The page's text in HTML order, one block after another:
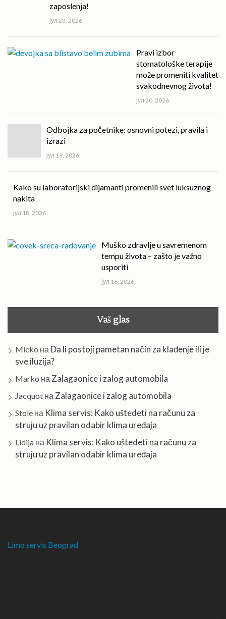
zaposlenja!
јул 23, 2026
Pravi izbor
stomatološke terapije
može promeniti kvalitet
svakodnevnog života!
јул 20, 2026
Odbojka za početnike: osnovni potezi, pravila i
izrazi
јул 19, 2026
Kako su laboratorijski dijamanti promenili svet luksuznog
nakita
јул 18, 2026
Muško zdravlje u savremenom
tempu života – zašto je važno
usporiti
јул 16, 2026
Vaš glas
Micko на Da li postoji pametan način za klađenje ili je
sve iluzija?
Marko на Zalagaonice i zalog automobila
Jacquot на Zalagaonice i zalog automobila
Stole на Klima servis: Kako uštedeti na računu za
struju uz pravilan odabir klima uređaja
Lidija на Klima servis: Kako uštedeti na računu za
struju uz pravilan odabir klima uređaja
Limo servis Beograd